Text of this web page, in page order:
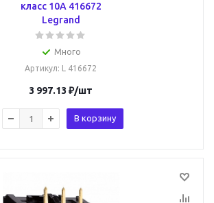
класс 10A 416672
Legrand
Много
Артикул: L 416672
3 997.13 ₽/шт
В корзину